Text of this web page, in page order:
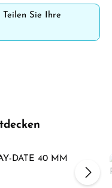
Teilen Sie Ihre